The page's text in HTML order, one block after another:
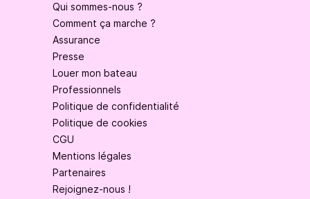
Qui sommes-nous ?
Comment ça marche ?
Assurance
Presse
Louer mon bateau
Professionnels
Politique de confidentialité
Politique de cookies
CGU
Mentions légales
Partenaires
Rejoignez-nous !